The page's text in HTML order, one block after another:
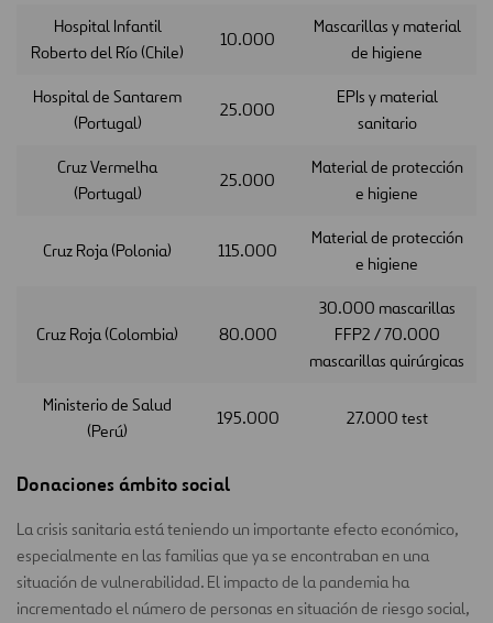
Hospital Infantil
Roberto del Río (Chile)
10.000
Mascarillas y material
de higiene
Hospital de Santarem
(Portugal)
25.000
EPIs y material
sanitario
Cruz Vermelha
(Portugal)
25.000
Material de protección
e higiene
Cruz Roja (Polonia) 115.000
Material de protección
e higiene
Cruz Roja (Colombia) 80.000
30.000 mascarillas
FFP2 / 70.000
mascarillas quirúrgicas
Ministerio de Salud
(Perú)
195.000 27.000 test
Donaciones ámbito social
La crisis sanitaria está teniendo un importante efecto económico,
especialmente en las familias que ya se encontraban en una
situación de vulnerabilidad. El impacto de la pandemia ha
incrementado el número de personas en situación de riesgo social,